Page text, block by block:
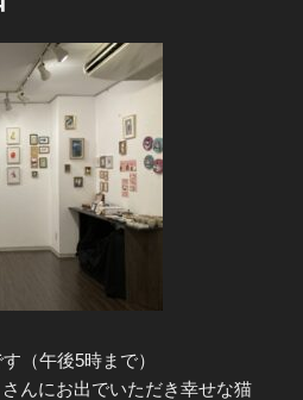
（午後5時まで）
んにお出でいただき幸せな猫